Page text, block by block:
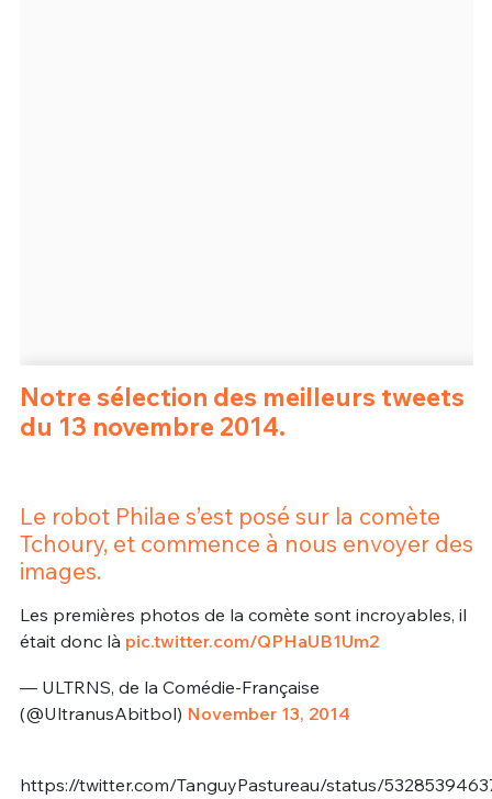
Notre sélection des meilleurs tweets
du 13 novembre 2014.
Le robot Philae s’est posé sur la comète
Tchoury, et commence à nous envoyer des
images.
Les premières photos de la comète sont incroyables, il
était donc là pic.twitter.com/QPHaUB1Um2
— ULTRNS, de la Comédie-Française
(@UltranusAbitbol) November 13, 2014
https://twitter.com/TanguyPastureau/status/